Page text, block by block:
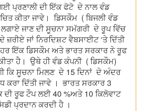
ਪ੍ਰਣਾਲੀ ਦੀ ਇੱਕ ਫੋਟੋ ਦੇ ਨਾਲ ਵੰਡ
ਕੀਤਾ ਜਾਵੇ। ਡਿਸਕੌਮ ( ਬਿਜਲੀ ਵੰਡ
ਜਾਣ ਦੀ ਸੂਚਨਾ ਸਮੱਗਰੀ ਦੇ ਰੂਪ ਵਿੱਚ
ਜਾਂ ਨਿਰਦਿਸ਼ਟ ਵੈਬਸਾਈਟ ‘ਤੇ ਦਿੱਤੀ
ਹਰ ਇੱਕ ਡਿਸਕੌਮ ਅਤੇ ਭਾਰਤ ਸਰਕਾਰ ਨੇ ਰੂਫ
ਹੈ। ਉਥੇ ਹੀ ਵੰਡ ਕੰਪਨੀ ( ਡਿਸਕੌਮ)
ਕਿ ਸੂਚਨਾ ਮਿਲਣ ਦੇ 15 ਦਿਨਾਂ ਦੇ ਅੰਦਰ
ਕਰਾ ਦਿੱਤੀ ਜਾਵੇ । ਭਾਰਤ ਸਰਕਾਰ 3
ਦੀ ਰੂਫ ਟੌਪ ਲਈ 40 %ਅਤੇ 10 ਕਿਲੋਵਾਟ
ਪ੍ਰਦਾਨ ਕਰਦੀ ਹੈ ।